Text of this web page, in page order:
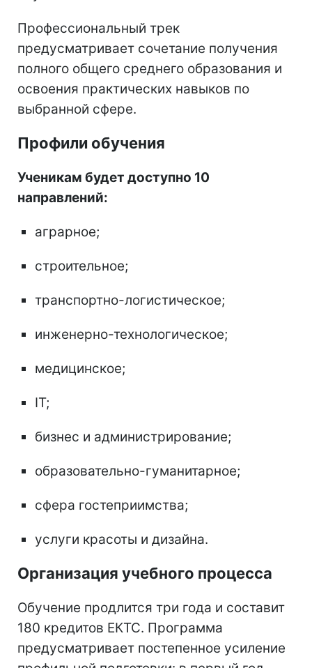
Профессиональный трек
предусматривает сочетание получения
полного общего среднего образования и
освоения практических навыков по
выбранной сфере.
Профили обучения
Ученикам будет доступно 10
направлений:
аграрное;
строительное;
транспортно-логистическое;
инженерно-технологическое;
медицинское;
IT;
бизнес и администрирование;
образовательно-гуманитарное;
сфера гостеприимства;
услуги красоты и дизайна.
Организация учебного процесса
Обучение продлится три года и составит
180 кредитов ЕКТС. Программа
предусматривает постепенное усиление